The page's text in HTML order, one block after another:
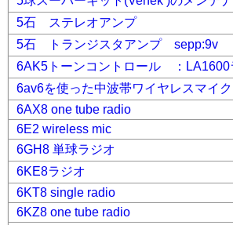
5石 ステレオアンプ
5石 トランジスタアンプ sepp:9v
6AK5トーンコントロール ：LA1600
6av6を使った中波帯ワイヤレスマイ
6AX8 one tube radio
6E2 wireless mic
6GH8 単球ラジオ
6KE8ラジオ
6KT8 single radio
6KZ8 one tube radio